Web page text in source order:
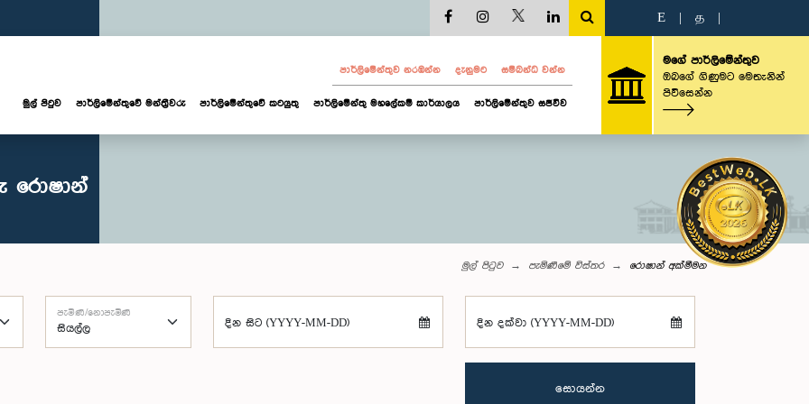
E த
පාර්ලි‌මේන්තුව නරඹන්න දැනුමට සම්බන්ධ වන්න
මුල් පිටුව පාර්ලි‌මේන්තුවේ මන්ත්‍රීවරු පාර්ලිමේන්තුවේ කටයුතු පාර්ලිමේන්තු මහලේකම් කාර්යාලය පාර්ලිමේන්තුව සජීවීව
මගේ පාර්ලිමේන්තුව
ඔබගේ ගිණුමට මෙතැනින්
පිවිසෙන්න
රොෂාන්
මුල් පිටුව පැමිණීමේ විස්තර රොෂාන් අක්මීමන
පැමිණි/නොපැමිණි
දින සිට (YYYY-MM-DD) දින දක්වා (YYYY-MM-DD)
සොයන්න